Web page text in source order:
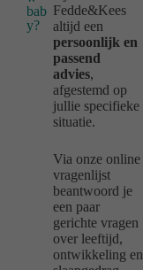
bab
y?
Fedde&Kees
altijd een
persoonlijk en
passend
advies,
afgestemd op
jullie specifieke
situatie.
Via onze online
vragenlijst
beantwoord je
een paar
gerichte vragen
over leeftijd,
ontwikkeling en